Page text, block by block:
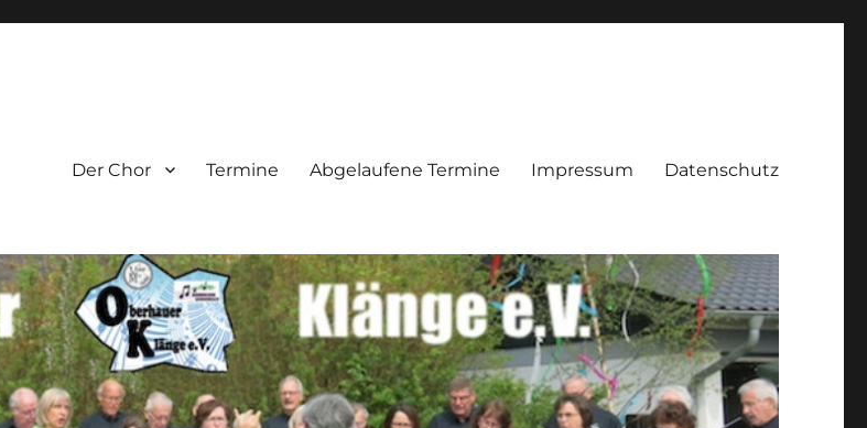
Der Chor Termine Abgelaufene Termine Impressum Datenschutz